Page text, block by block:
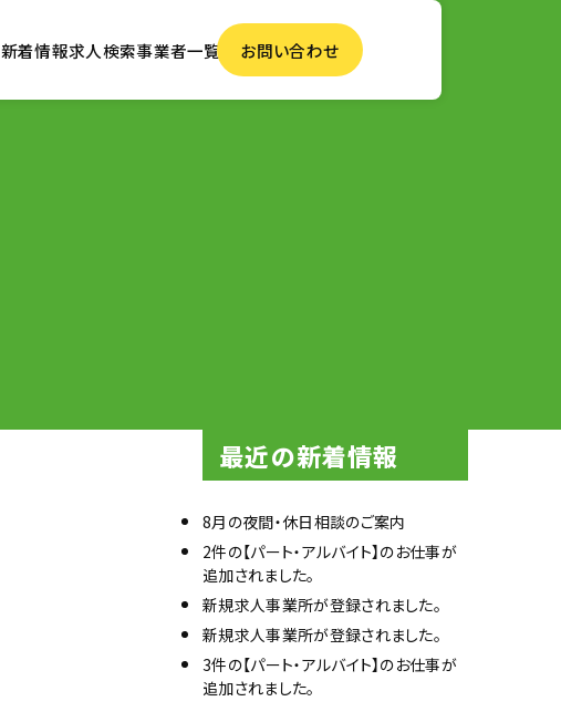
新着情報求人検索事業者一覧 お問い合わせ
最近の新着情報
8月の夜間・休日相談のご案内
2件の【パート・アルバイト】のお仕事が
追加されました。
新規求人事業所が登録されました。
新規求人事業所が登録されました。
3件の【パート・アルバイト】のお仕事が
追加されました。